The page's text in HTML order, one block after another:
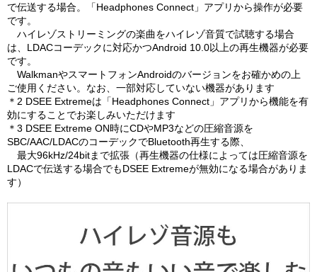
で伝送する場合。「Headphones Connect」アプリから操作が必要
です。
ハイレゾストリーミングの楽曲をハイレゾ音質で試聴する場合
は、LDACコーデックに対応かつAndroid 10.0以上の再生機器が必要
です。
WalkmanやスマートフォンAndroidのバージョンをお確かめの上
ご使用ください。なお、一部対応していない機器があります
＊2 DSEE Extremeは「Headphones Connect」アプリから機能を有
効にすることでお楽しみいただけます
＊3 DSEE Extreme ON時にCDやMP3などの圧縮音源を
SBC/AAC/LDACのコーデックでBluetooth再生する際、
最大96kHz/24bitまで拡張（再生機器の仕様によっては圧縮音源を
LDACで伝送する場合でもDSEE Extremeが無効になる場合がありま
す）